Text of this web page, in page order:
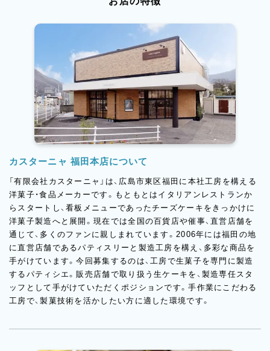
カスターニャ 福田本店について
「有限会社カスターニャ」は、広島市東区福田に本社工房を構える
洋菓子・食品メーカーです。もともとはイタリアンレストランか
らスタートし、看板メニューであったチーズケーキをきっかけに
洋菓子製造へと展開。現在では全国の百貨店や催事、直営店舗を
通じて、多くのファンに親しまれています。2006年には福田の地
に直営店舗であるパティスリーと製造工房を構え、多彩な商品を
手がけています。今回募集するのは、工房で生菓子を専門に製造
するパティシエ。販売店舗で取り扱う生ケーキを、製造専任スタ
ッフとして手がけていただくポジションです。手作業にこだわる
工房で、製菓技術を活かしたい方に適した環境です。